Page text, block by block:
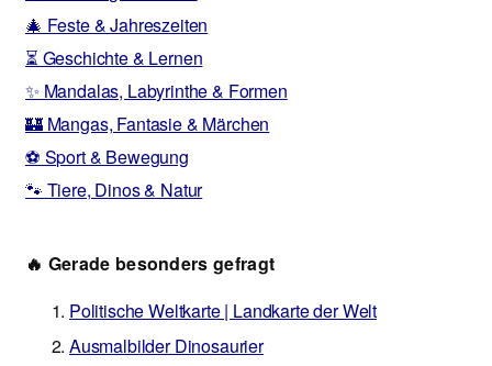
🎄 Feste & Jahreszeiten
⏳ Geschichte & Lernen
✨ Mandalas, Labyrinthe & Formen
🏰 Mangas, Fantasie & Märchen
⚽ Sport & Bewegung
🐾 Tiere, Dinos & Natur
🔥 Gerade besonders gefragt
Politische Weltkarte | Landkarte der Welt
Ausmalbilder Dinosaurier